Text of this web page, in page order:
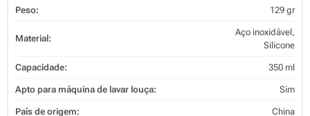
Peso: 129 gr
Material:
Aço inoxidável,
Silicone
Capacidade: 350 ml
Apto para máquina de lavar louça: Sim
País de origem: China